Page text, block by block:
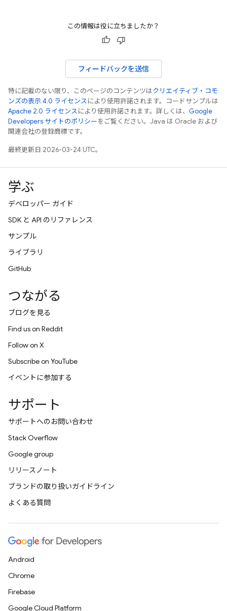
この情報は役に立ちましたか？
フィードバックを送信
特に記載のない限り、このページのコンテンツはクリエイティブ・コモ
ンズの表示 4.0 ライセンスにより使用許諾されます。コードサンプルは
Apache 2.0 ライセンスにより使用許諾されます。詳しくは、 Google
Developers サイトのポリシーをご覧ください。Java は Oracle および
関連会社の登録商標です。
最終更新日 2026-03-24 UTC。
学ぶ
デベロッパー ガイド
SDK と API のリファレンス
サンプル
ライブラリ
GitHub
つながる
ブログを見る
Find us on Reddit
Follow on X
Subscribe on YouTube
イベントに参加する
サポート
サポートへのお問い合わせ
Stack Overflow
Google group
リリースノート
ブランドの取り扱いガイドライン
よくある質問
Android
Chrome
Firebase
Google Cloud Platform